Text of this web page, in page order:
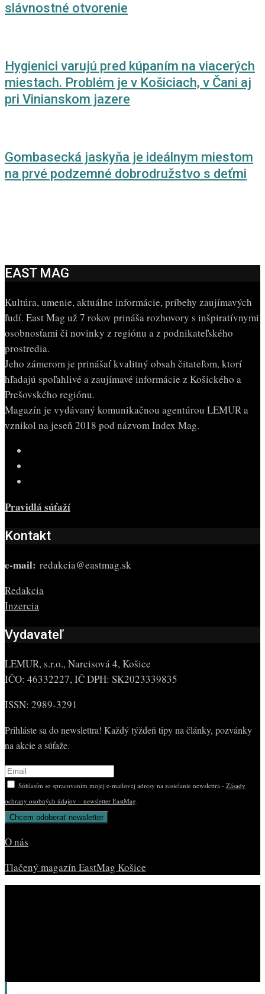
slávnostné otvorenie
Hygienici varujú pred kúpaním na viacerých
miestach. Problém je v Košiciach, v Čani aj
pri Vinianskom jazere
Gombasecká jaskyňa je ideálnym miestom
na prvé podzemné dobrodružstvo s deťmi
EAST MAG
Kultúra, umenie, aktuálne informácie, príbehy zaujímavých
ľudí. East Mag už 7 rokov prináša rozhovory s inšpiratívnymi
osobnosťami či novinky z regiónu a z podnikateľského
prostredia.
Jeho zámerom je prinášať kvalitný obsah čitateľom, ktorí
hľadajú spoľahlivé a zaujímavé informácie z Košického a
Prešovského regiónu.
Magazín je vydávaný komunikačnou agentúrou LEMUR a
vznikol na jeseň 2018 pod názvom Index Mag.
Pravidlá súťaží
Kontakt
e-mail: redakcia@eastmag.sk
Redakcia
Inzercia
Vydavateľ
LEMUR, s.r.o., Narcisová 4, Košice
IČO: 46332227, IČ DPH: SK2023339835
ISSN: 2989-3291
Prihláste sa do newslettra! Každý týždeň tipy na články, pozvánky
na akcie a súťaže.
Súhlasím so spracovaním mojej e-mailovej adresy na zasielanie newslettra - Zásady
ochrany osobných údajov – newsletter EastMag.
O nás
Tlačený magazín EastMag Košice